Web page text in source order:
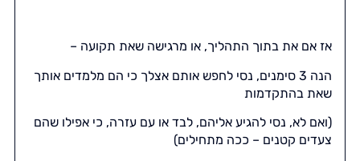
אז אם את בתוך התהליך, או מרגישה שאת תקועה –
הנה 3 סימנים, נסי לחפש אותם אצלך כי הם מלמדים אותך
שאת בהתקדמות
(ואם לא, נסי להגיע אליהם, לבד או עם עזרה, כי אפילו שהם
צעדים קטנים – ככה מתחילים)